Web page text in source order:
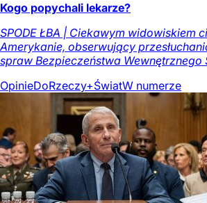
Kogo popychali lekarze?
SPODE ŁBA | Ciekawym widowiskiem
Amerykanie, obserwujący
spraw Bezpieczeństwa Wewnętrznego
OpinieDoRzeczy+ŚwiatW numerze